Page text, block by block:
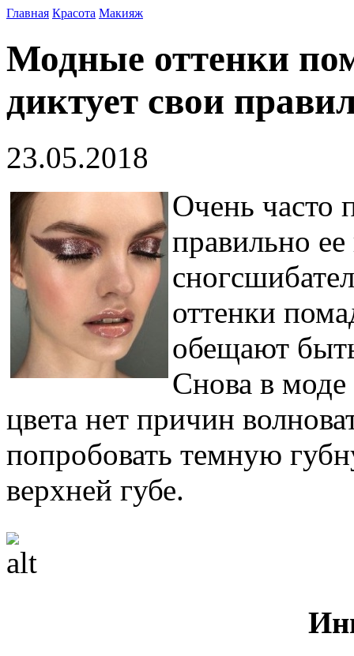
Главная Красота Макияж
Модные оттенки
диктует свои
23.05.2018
Очень часто
правильно
оттенки
обещают
Снова в
цвета нет причин
попробовать темную
верхней губе.